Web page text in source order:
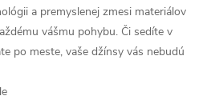
a premyslenej zmesi materiálov
vášmu pohybu. Či sedíte v
po meste, vaše džínsy vás nebudú